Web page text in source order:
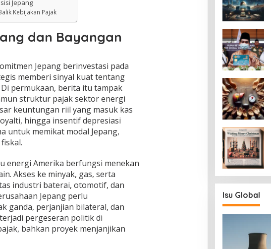
Jepang
Kebijakan Pajak
dan Bayangan
Jepang berinvestasi pada
memberi sinyal kuat tentang
permukaan, berita itu tampak
struktur pajak sektor energi
keuntungan riil yang masuk kas
hingga insentif depresiasi
untuk memikat modal Jepang,
energi Amerika berfungsi menekan
Akses ke minyak, gas, serta
industri baterai, otomotif, dan
Jepang perlu
ganda, perjanjian bilateral, dan
pergeseran politik di
bahkan proyek menjanjikan
Isu Global